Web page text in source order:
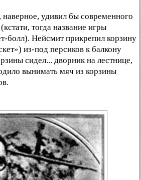
удивил бы современного
тогда название игры
болл). Нейсмит прикрепил корзину
из-под персиков к балкону
сидел... дворник на лестнице,
вынимать мяч из корзины